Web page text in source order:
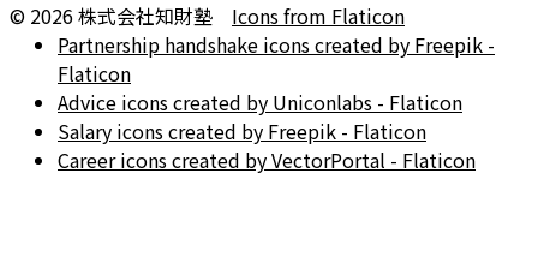
© 2026株式会社知財塾
Icons from Flaticon
Partnership handshake icons created by Freepik -
Flaticon
Advice icons created by Uniconlabs - Flaticon
Salary icons created by Freepik - Flaticon
Career icons created by VectorPortal - Flaticon